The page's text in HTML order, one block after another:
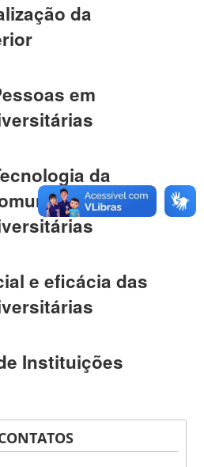
da
em
da
em
e eficácia das
Instituições